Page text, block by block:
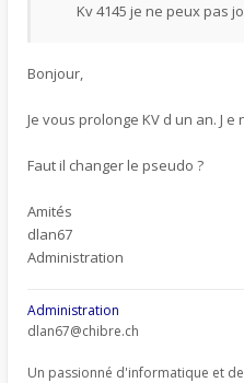
Kv 4145 je ne peux pas
Bonjour,
Je vous prolonge KV d un an. J
Faut il changer le pseudo ?
Amités
dlan67
Administration
Administration
dlan67@chibre.ch
Un passionné d'informatique et